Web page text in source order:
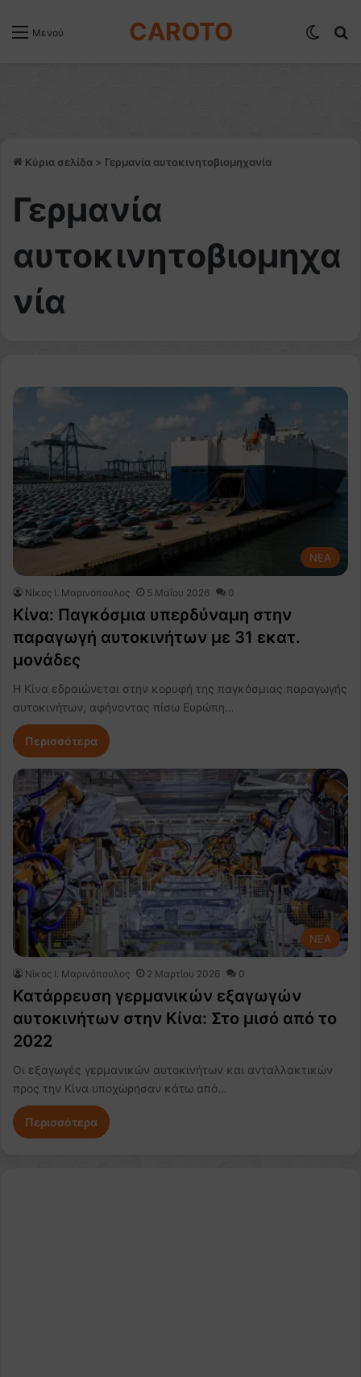
Μενού CAROTO
Κύρια σελίδα > Γερμανία αυτοκινητοβιομηχανία
Γερμανία
αυτοκινητοβιομηχα
νία
NEA
Nίκος Ι. Mαρινόπουλος 5 Μαΐου 2026 0
Κίνα: Παγκόσμια υπερδύναμη στην
παραγωγή αυτοκινήτων με 31 εκατ.
μονάδες
Η Κίνα εδραιώνεται στην κορυφή της παγκόσμιας παραγωγής
αυτοκινήτων, αφήνοντας πίσω Ευρώπη…
Περισσότερα
NEA
Nίκος Ι. Mαρινόπουλος 2 Μαρτίου 2026 0
Κατάρρευση γερμανικών εξαγωγών
αυτοκινήτων στην Κίνα: Στο μισό από το
2022
Οι εξαγωγές γερμανικών αυτοκινήτων και ανταλλακτικών
προς την Κίνα υποχώρησαν κάτω από…
Περισσότερα